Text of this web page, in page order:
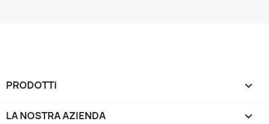
PRODOTTI 
LA NOSTRA AZIENDA 